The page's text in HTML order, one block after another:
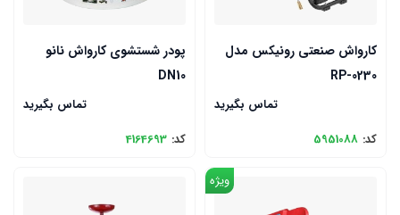
کارواش صنعتی رونیکس مدل
RP-0230
تماس بگیرید
کد: 5951088
پودر شستشوی کارواش نانو
DN10
تماس بگیرید
کد: 4164693
ویژه